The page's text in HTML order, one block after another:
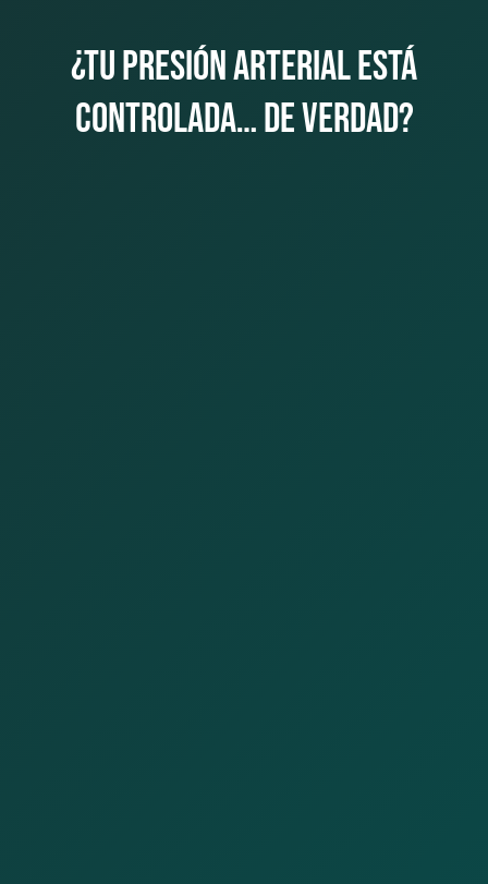
¿Tu presión arterial está
controlada… de verdad?